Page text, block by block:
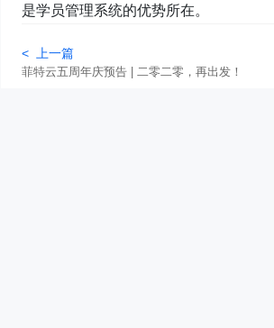
是学员管理系统的优势所在。
< 上一篇
菲特云五周年庆预告 | 二零二零，再出发！